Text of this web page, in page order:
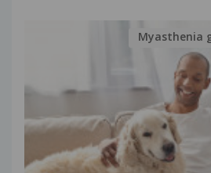
Myasthenia